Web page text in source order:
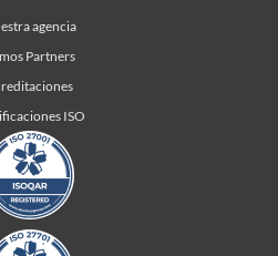
agencia
Partners
ISO